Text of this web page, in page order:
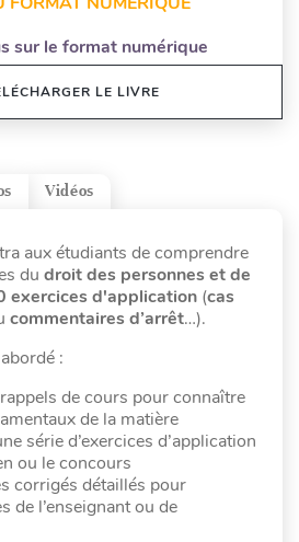
sur le format numérique
LE LIVRE
Vidéos
aux étudiants de comprendre
du droit des personnes et de
exercices d'application (cas
commentaires d’arrêt…).
:
de cours pour connaître
de la matière
série d’exercices d’application
ou le concours
corrigés détaillés pour
de l’enseignant ou de